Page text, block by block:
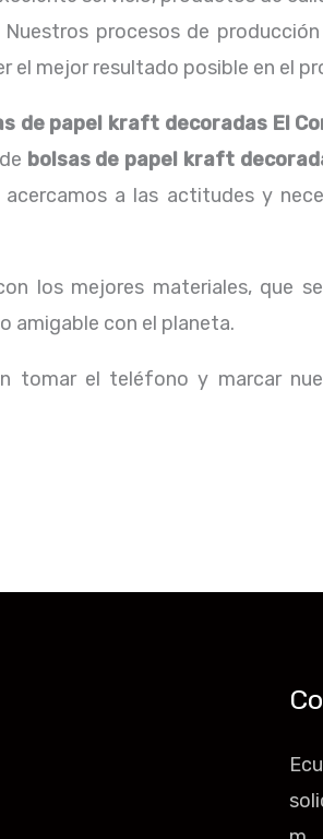
procesos de
el mejor resultado posible en el
de papel kraft decoradas El
bolsas de papel kraft
a las actitudes y
los mejores materiales, que
amigable con el planeta.
tomar el teléfono y marcar